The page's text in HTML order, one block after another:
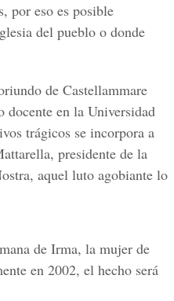
por eso es posible
del pueblo o donde
de Castellammare
docente en la Universidad
trágicos se incorpora a
presidente de la
aquel luto agobiante lo
de Irma, la mujer de
en 2002, el hecho será